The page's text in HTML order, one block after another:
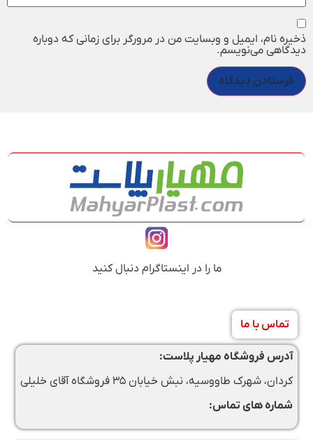
ذخیره نام، ایمیل و وبسایت من در مرورگر برای زمانی که دوباره
دیدگاهی می‌نویسم.
ما را در اینستاگرام دنبال کنید
تماس با ما
آدرس فروشگاه مهیار پلاست:
کردان، شهرک طاووسیه، نبش خیابان ۳۵ فروشگاه آقای خلیلی
شماره های تماس: